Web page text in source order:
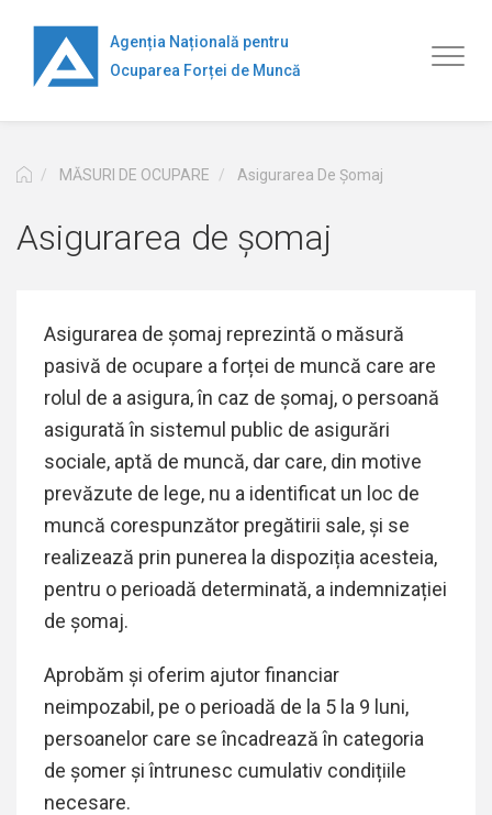
conţinutul
principal
Agenția Națională pentru
Ocuparea Forței de Muncă
MĂSURI DE OCUPARE Asigurarea De Șomaj
Asigurarea de șomaj
Asigurarea de șomaj reprezintă o măsură
pasivă de ocupare a forței de muncă care are
rolul de a asigura, în caz de șomaj, o persoană
asigurată în sistemul public de asigurări
sociale, aptă de muncă, dar care, din motive
prevăzute de lege, nu a identificat un loc de
muncă corespunzător pregătirii sale, și se
realizează prin punerea la dispoziția acesteia,
pentru o perioadă determinată, a indemnizației
de șomaj.
Aprobăm şi oferim ajutor financiar
neimpozabil, pe o perioadă de la 5 la 9 luni,
persoanelor care se încadrează în categoria
de şomer și întrunesc cumulativ condițiile
necesare.